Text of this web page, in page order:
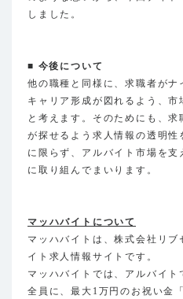
しました。
■ 今後について
他の職種と同様に、求職者が
キャリア形成が図れるよう、
と考えます。そのためにも、
が探せるよう求人情報の透明性
に限らず、アルバイト市場を
に取り組んでまいります。
マッハバイトについて
マッハバイトは、株式会社リ
イト求人情報サイトです。
マッハバイトでは、アルバイ
全員に、最大1万円のお祝い金